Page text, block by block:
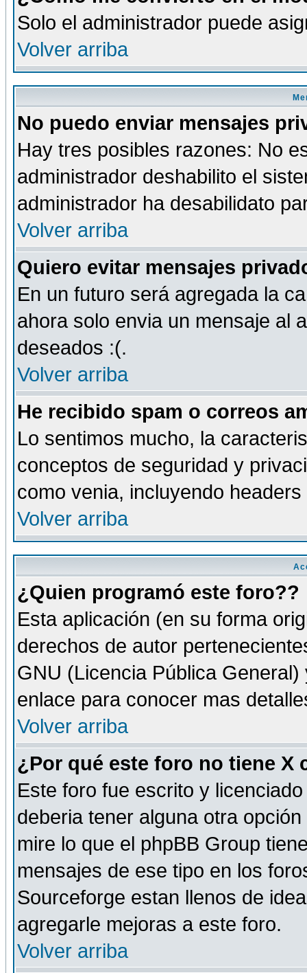
Solo el administrador puede
Volver arriba
No puedo enviar mensajes
Hay tres posibles razones: No
administrador deshabilito el
administrador ha desabilidato
Volver arriba
Quiero evitar mensajes
En un futuro será agregada la
ahora solo envia un mensaje al
deseados :(.
Volver arriba
He recibido spam o correos
Lo sentimos mucho, la
conceptos de seguridad y
como venia, incluyendo
Volver arriba
¿Quien programó este foro??
Esta aplicación (en su forma
derechos de autor
GNU (Licencia Pública
enlace para conocer mas
Volver arriba
¿Por qué este foro no tiene X
Este foro fue escrito y
deberia tener alguna otra
mire lo que el phpBB Group
mensajes de ese tipo en los
Sourceforge estan llenos de
agregarle mejoras a este foro.
Volver arriba